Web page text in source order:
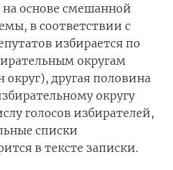
основе смешанной
в соответствии с
избирается по
округам
другая половина
округу
голосов избирателей,
списки
в тексте записки.